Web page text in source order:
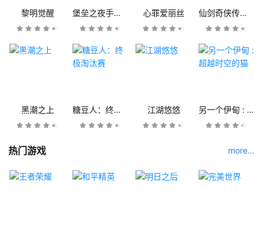
黎明觉醒 堡垒之夜手机版 心罪爱丽丝 仙剑奇侠传九野
黑潮之上 糖豆人：终极淘汰赛 江湖悠悠 另一个伊甸 : 超越时空的猫
热门游戏 more...